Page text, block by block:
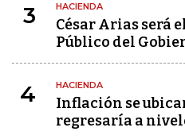
3 HACIENDA
César Arias será
Público del
4 HACIENDA
Inflación se
regresaría a